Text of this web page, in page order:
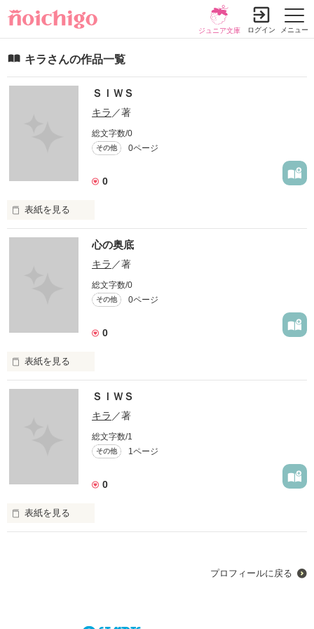
メニュー
ジュニア文庫 ログイン
キラさんの作品一覧
ＳＩＷＳ
キラ ／著
総文字数/0
その他 0ページ
0
表紙を見る
あなたは大切な人を守れましたか？
大切な人を見つけましたか？
大切な人は誰ですか？
心の奥底
キラ ／著
総文字数/0
その他 0ページ
0
表紙を見る
あなたは人が何を考えてるかわかりますか？
人の気持ちが分かりますか？
ＳＩＷＳ
キラ ／著
総文字数/1
その他 1ページ
0
表紙を見る
プロフィールに戻る